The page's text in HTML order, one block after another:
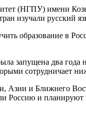
(НГПУ) имени
изучали русский
образование в
запущена два года
сотрудничает
Азии и Ближнего
Россию и